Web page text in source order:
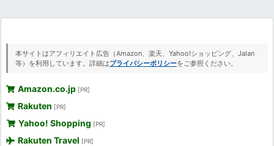
本サイトはアフィリエイト広告（Amazon、楽天、Yahoo!ショッピング、Jalan
等）を利用しています。詳細はプライバシーポリシーをご参照ください。
Amazon.co.jp [PR]
Rakuten [PR]
Yahoo! Shopping [PR]
Rakuten Travel [PR]